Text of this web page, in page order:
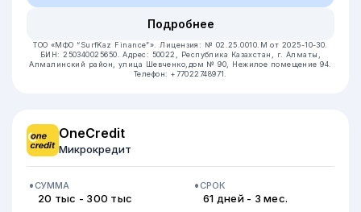
Подробнее
ТОО «МФО “SurfKaz Finance”». Лицензия: № 02.25.0010.М от 2025-10-30.
БИН: 250340025650.Адрес: 50022, Республика Казахстан, г. Алматы,
Алмалинский район, улица Шевченко,дом № 90, Нежилое помещение 94.
Телефон: +77022748971.
OneCredit
Микрокредит
СУММА
20 тыс - 300 тыс
СРОК
61 дней - 3 мес.